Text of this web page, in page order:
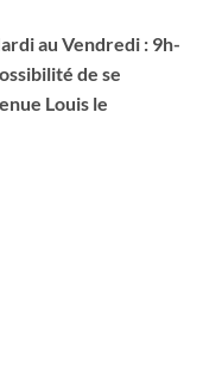
au Vendredi : 9h-
de se
Louis le